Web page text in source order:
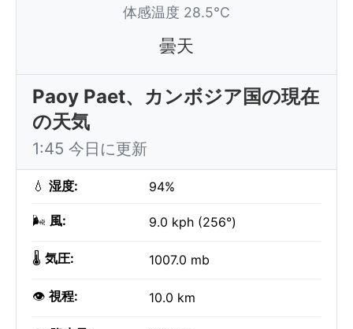
体感温度 28.5°C
曇天
Paoy Paet、カンボジア国の現在
の天気
1:45 今日に更新
💧 湿度: 94%
🌬️ 風: 9.0 kph (256°)
🌡️ 気圧: 1007.0 mb
👁️ 視程: 10.0 km